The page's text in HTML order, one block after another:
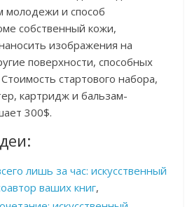
молодежи и способ
собственный кожи,
изображения на
поверхности, способных
стартового набора,
картридж и бальзам-
300$.
лишь за час: искусственный
ваших книг,